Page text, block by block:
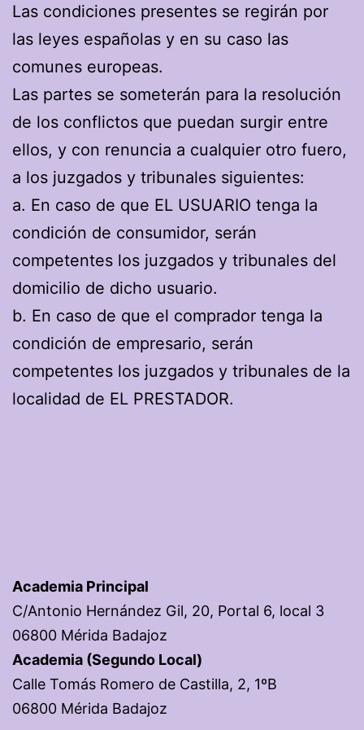
Las condiciones presentes se regirán por
las leyes españolas y en su caso las
comunes europeas.
Las partes se someterán para la resolución
de los conflictos que puedan surgir entre
ellos, y con renuncia a cualquier otro fuero,
a los juzgados y tribunales siguientes:
a. En caso de que EL USUARIO tenga la
condición de consumidor, serán
competentes los juzgados y tribunales del
domicilio de dicho usuario.
b. En caso de que el comprador tenga la
condición de empresario, serán
competentes los juzgados y tribunales de la
localidad de EL PRESTADOR.
Academia Principal
C/Antonio Hernández Gil, 20, Portal 6, local 3
06800 Mérida Badajoz
Academia (Segundo Local)
Calle Tomás Romero de Castilla, 2, 1ºB
06800 Mérida Badajoz